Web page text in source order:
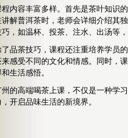
程内容丰富多样。首先是茶叶知识
讲解普洱茶时，老师会详细介绍其
巧，如温杯、投茶、注水、出汤等
了品茶技巧，课程还注重培养学员
来感受不同的文化和情感。同时，
生活感悟。
州的高端喝茶上课，不仅是一种学
，开启品味生活的新境界。